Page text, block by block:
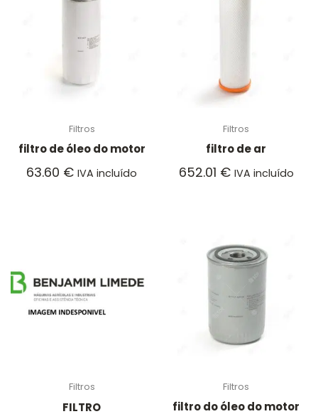
Filtros
filtro de óleo do motor
63.60 € IVA incluído
Filtros
filtro de ar
652.01 € IVA incluído
Filtros
FILTRO
Filtros
filtro do óleo do motor